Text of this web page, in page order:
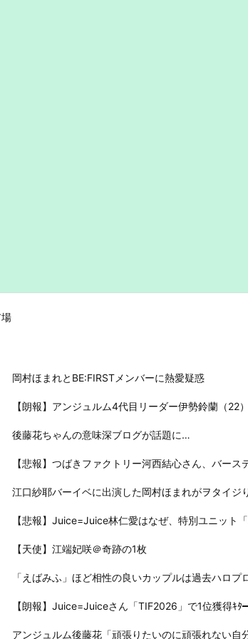
岡村ほまれとBE:FIRSTメンバーに熱愛疑惑
【朗報】アンジュルム4代目リーダー伊勢鈴蘭（
後藤花ちゃんの意味深ブログが話題に…
【悲報】つばきファクトリー河西結心さん、バー
江口紗耶バーイベに出演した岡村ほまれがヲタイ
【悲報】Juice=Juice林仁愛はなぜ、特別ユニット
【天使】江端妃咲＠奇跡の1枚
「えばみふ」ほど相性の良いカップルは過去ハロ
【朗報】Juice=Juiceさん「TIF2026」で1位
アンジュルム後藤花「頑張りたいのに頑張れない自